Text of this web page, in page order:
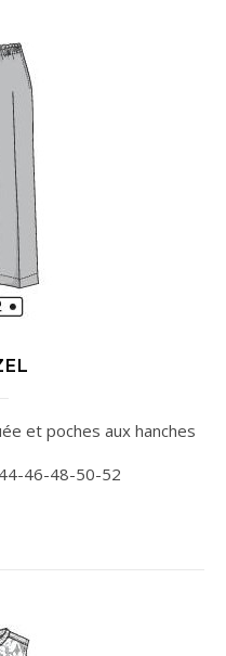
et poches aux hanches
46-48-50-52